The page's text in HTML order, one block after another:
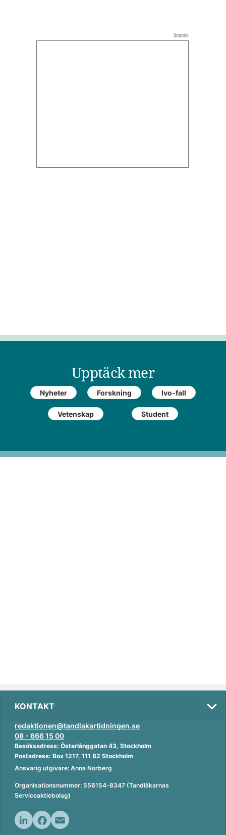
Upptäck mer
Nyheter Forskning Ivo-fall
Vetenskap Student
Annons
KONTAKT
redaktionen@tandlakartidningen.se
08 - 666 15 00
Besöksadress: Österlånggatan 43, Stockholm
Postadress: Box 1217, 111 82 Stockholm
Ansvarig utgivare: Anna Norberg
Organisationsnummer: 556154-8347 (Tandläkarnas
Serviceaktiebolag)